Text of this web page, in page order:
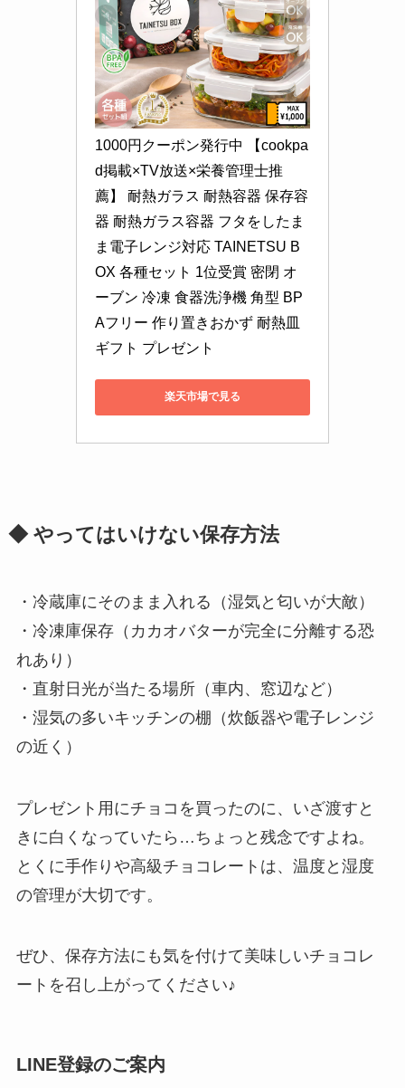
1000円クーポン発行中 【cookpa
d掲載×TV放送×栄養管理士推
薦】 耐熱ガラス 耐熱容器 保存容
器 耐熱ガラス容器 フタをしたま
ま電子レンジ対応 TAINETSU B
OX 各種セット 1位受賞 密閉 オ
ーブン 冷凍 食器洗浄機 角型 BP
Aフリー 作り置きおかず 耐熱皿
ギフト プレゼント
楽天市場で見る
◆ やってはいけない保存方法
・冷蔵庫にそのまま入れる（湿気と匂いが大敵）
・冷凍庫保存（カカオバターが完全に分離する恐
れあり）
・直射日光が当たる場所（車内、窓辺など）
・湿気の多いキッチンの棚（炊飯器や電子レンジ
の近く）
プレゼント用にチョコを買ったのに、いざ渡すと
きに白くなっていたら…ちょっと残念ですよね。
とくに手作りや高級チョコレートは、温度と湿度
の管理が大切です。
ぜひ、保存方法にも気を付けて美味しいチョコレ
ートを召し上がってください♪
LINE登録のご案内